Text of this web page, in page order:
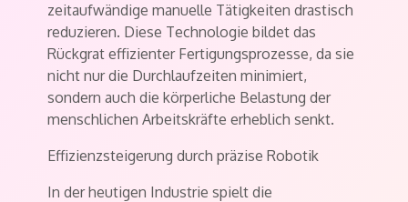
zeitaufwändige manuelle Tätigkeiten drastisch
reduzieren. Diese Technologie bildet das
Rückgrat effizienter Fertigungsprozesse, da sie
nicht nur die Durchlaufzeiten minimiert,
sondern auch die körperliche Belastung der
menschlichen Arbeitskräfte erheblich senkt.
Effizienzsteigerung durch präzise Robotik
In der heutigen Industrie spielt die